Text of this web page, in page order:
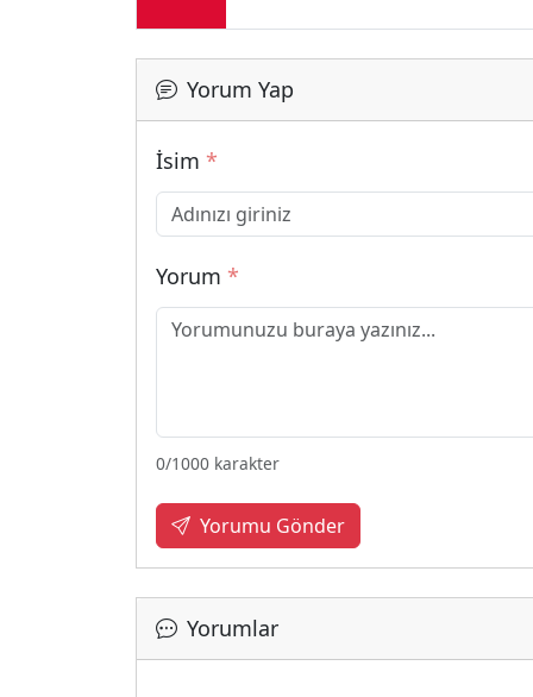
Yorum Yap
İsim *
Yorum *
0/1000 karakter
Yorumu Gönder
Yorumlar